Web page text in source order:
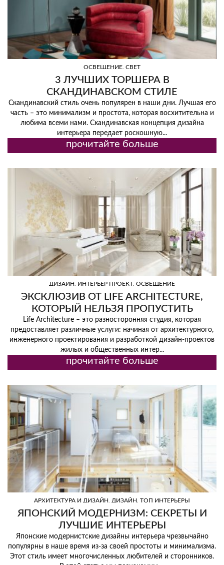
ОСВЕЩЕНИЕ, СВЕТ
3 ЛУЧШИХ ТОРШЕРА В
СКАНДИНАВСКОМ СТИЛЕ
Скандинавский стиль очень популярен в наши дни. Лучшая его
часть – это минимализм и простота, которая восхитительна и
любима всеми нами. Скандинавская концепция дизайна
интерьера передает роскошную...
прочитайте больше
ДИЗАЙН ИНТЕРЬЕР ПРОЕКТ ОСВЕЩЕНИЕ
ЭКСКЛЮЗИВ ОТ LIFE ARCHITECTURE,
КОТОРЫЙ НЕЛЬЗЯ ПРОПУСТИТЬ
Life Architecture – это разносторонняя студия, которая
предоставляет различные услуги: начиная от архитектурного,
инженерного проектирования и разработкой дизайн-проектов
жилых и общественных интер...
прочитайте больше
АРХИТЕКТУРА И ДИЗАЙН ДИЗАЙН ТОП ИНТЕРЬЕРЫ
ЯПОНСКИЙ МОДЕРНИЗМ: СЕКРЕТЫ И
ЛУЧШИЕ ИНТЕРЬЕРЫ
Японские модернистские дизайны интерьера чрезвычайно
популярны в наше время из-за своей простоты и минимализма.
Этот стиль имеет многочисленных любителей и сторонников.